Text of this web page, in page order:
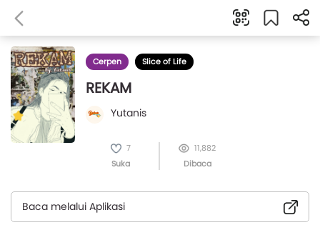
Cerpen Slice of Life
REKAM
Yutanis
7
Suka
11,882
Dibaca
Baca melalui Aplikasi